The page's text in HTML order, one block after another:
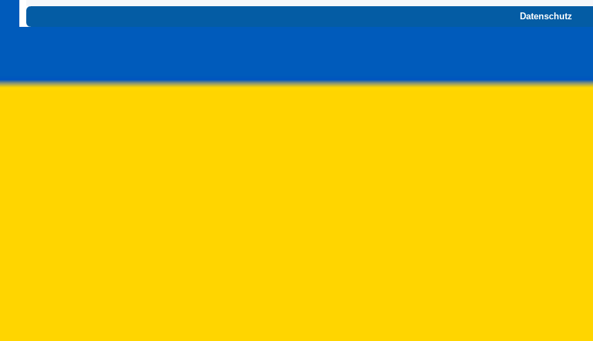
Datenschutz